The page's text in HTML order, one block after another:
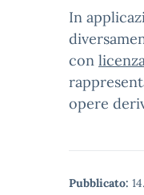
In
con
opere
Pubblicato: